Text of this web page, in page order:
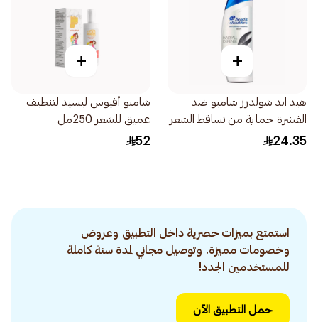
+
هيد اند شولدرز شامبو ضد
القشرة حماية من تساقط الشعر
للرجال 600مل
24.35
+
شامبو أفيوس ليسيد لتنظيف
عميق للشعر 250مل
52
استمتع بميزات حصرية داخل التطبيق وعروض
وخصومات مميزة. وتوصيل مجاني لمدة سنة كاملة
للمستخدمين الجدد!
حمل التطبيق الآن